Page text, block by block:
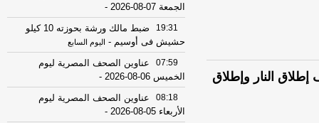
النار وإطلاق
الجمعة 07-08-2026
-
19:31
ضبط مالك ورشة بحوزته 10 كيلو
حشيش فى أوسيم - اليوم السابع
07:59
عناوين الصحف المصرية ليوم
الخميس 06-08-2026
-
08:18
عناوين الصحف المصرية ليوم
الأربعاء 05-08-2026
-